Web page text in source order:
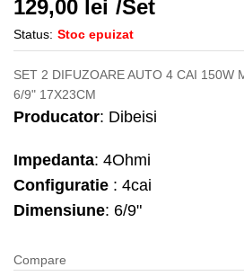
129,00 lei /Set
Status: Stoc epuizat
SET 2 DIFUZOARE AUTO 4 CAI 150W
6/9" 17X23CM
Producator: Dibeisi
Impedanta: 4Ohmi
Configuratie : 4cai
Dimensiune: 6/9"
Compare